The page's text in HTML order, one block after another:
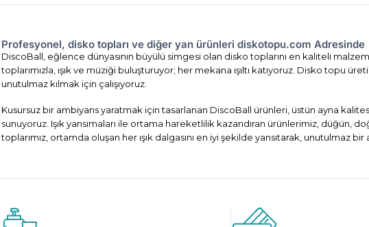
Profesyonel, disko topları ve diğer yan ürünleri diskotopu.com Adresinde
DiscoBall, eğlence dünyasının büyülü simgesi olan disko toplarını en kaliteli
toplarımızla, ışık ve müziği buluşturuyor; her mekana ışıltı katıyoruz. Disko topu
unutulmaz kılmak için çalışıyoruz.
Kusursuz bir ambiyans yaratmak için tasarlanan DiscoBall ürünleri, üstün ayna
sunuyoruz. Işık yansımaları ile ortama hareketlilik kazandıran ürünlerimiz,
toplarımız, ortamda oluşan her ışık dalgasını en iyi şekilde yansıtarak, unutulmaz